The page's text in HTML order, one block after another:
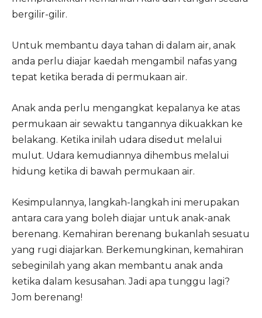
bergilir-gilir.
Untuk membantu daya tahan di dalam air, anak
anda perlu diajar kaedah mengambil nafas yang
tepat ketika berada di permukaan air.
Anak anda perlu mengangkat kepalanya ke atas
permukaan air sewaktu tangannya dikuakkan ke
belakang. Ketika inilah udara disedut melalui
mulut. Udara kemudiannya dihembus melalui
hidung ketika di bawah permukaan air.
Kesimpulannya, langkah-langkah ini merupakan
antara cara yang boleh diajar untuk anak-anak
berenang. Kemahiran berenang bukanlah sesuatu
yang rugi diajarkan. Berkemungkinan, kemahiran
sebeginilah yang akan membantu anak anda
ketika dalam kesusahan. Jadi apa tunggu lagi?
Jom berenang!